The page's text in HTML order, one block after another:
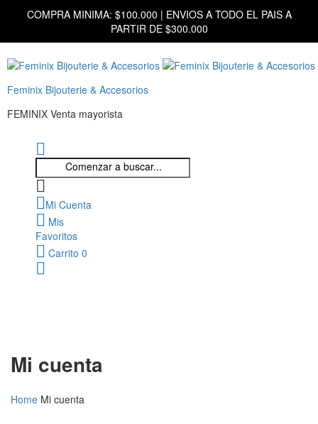
COMPRA MINIMA: $100.000 | ENVIOS A TODO EL PAIS A
PARTIR DE $300.000
Feminix Bijouterie & Accesorios
FEMINIX Venta mayorista
Mi Cuenta
Mis
Favoritos
Carrito 0
Mi cuenta
Home Mi cuenta